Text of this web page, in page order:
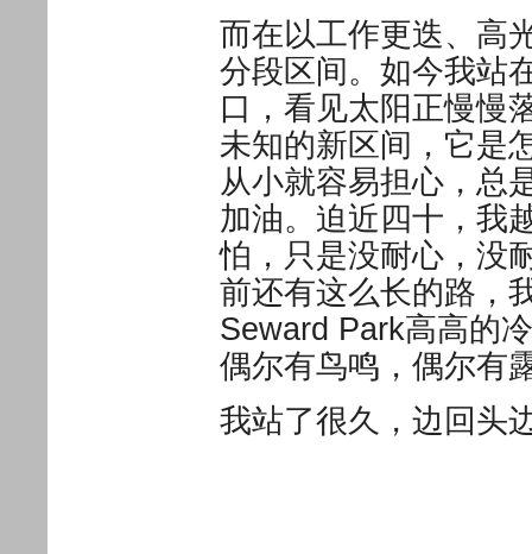
而在以工作更迭、高
分段区间。如今我站
口，看见太阳正慢慢
未知的新区间，它是
从小就容易担心，总
加油。迫近四十，我
怕，只是没耐心，没
前还有这么长的路，
Seward Park高高的
偶尔有鸟鸣，偶尔有
我站了很久，边回头